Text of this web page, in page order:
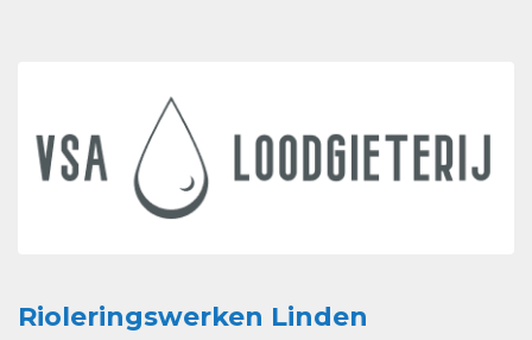
Rioleringswerken Linden